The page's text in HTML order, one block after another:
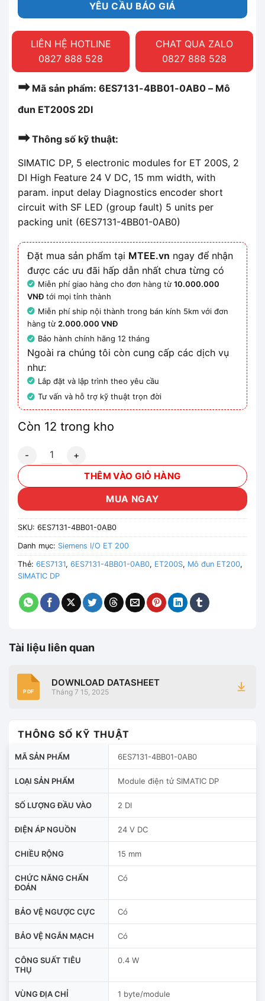
YÊU CẦU BÁO GIÁ
LIÊN HỆ HOTLINE
0827 888 528
CHAT QUA ZALO
0827 888 528
➡Mã sản phẩm: 6ES7131-4BB01-0AB0 – Mô
đun ET200S 2DI
➡Thông số kỹ thuật:
SIMATIC DP, 5 electronic modules for ET 200S, 2
DI High Feature 24 V DC, 15 mm width, with
param. input delay Diagnostics encoder short
circuit with SF LED (group fault) 5 units per
packing unit (6ES7131-4BB01-0AB0)
Đặt mua sản phẩm tại MTEE.vn ngay để nhận
được các ưu đãi hấp dẫn nhất chưa từng có
Miễn phí giao hàng cho đơn hàng từ10.000.000
VNĐ tới mọi tỉnh thành
Miễn phí ship nội thành trong bán kính 5km với đơn
hàng từ2.000.000 VNĐ
Bảo hành chính hãng 12 tháng
Ngoài ra chúng tôi còn cung cấp các dịch vụ
như:
Lắp đặt và lập trình theo yêu cầu
Tư vấn và hỗ trợ kỹ thuật trọn đời
Còn 12 trong kho
6ES7131-4BB01-0AB0 - Mô đun ET200S 2DI số lượng
THÊM VÀO GIỎ HÀNG
MUA NGAY
SKU: 6ES7131-4BB01-0AB0
Danh mục: Siemens I/O ET 200
Thẻ: 6ES7131, 6ES7131-4BB01-0AB0, ET200S, Mô đun ET200,
SIMATIC DP
Tài liệu liên quan
PDF
DOWNLOAD DATASHEET
Tháng 7 15, 2025
THÔNG SỐ KỸ THUẬT
MÃ SẢN PHẨM 6ES7131-4BB01-0AB0
LOẠI SẢN PHẨM Module điện tử SIMATIC DP
SỐ LƯỢNG ĐẦU VÀO 2 DI
ĐIỆN ÁP NGUỒN 24 V DC
CHIỀU RỘNG 15 mm
CHỨC NĂNG CHẨN
ĐOÁN
Có
BẢO VỆ NGƯỢC CỰC Có
BẢO VỆ NGẮN MẠCH Có
CÔNG SUẤT TIÊU
THỤ
0.4 W
VÙNG ĐỊA CHỈ 1 byte/module